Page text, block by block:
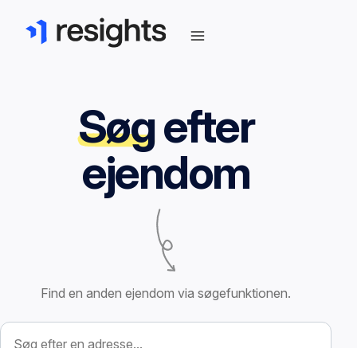
Søgefter
ejendom
Find en anden ejendom via søgefunktionen.
Søg efter ejendom